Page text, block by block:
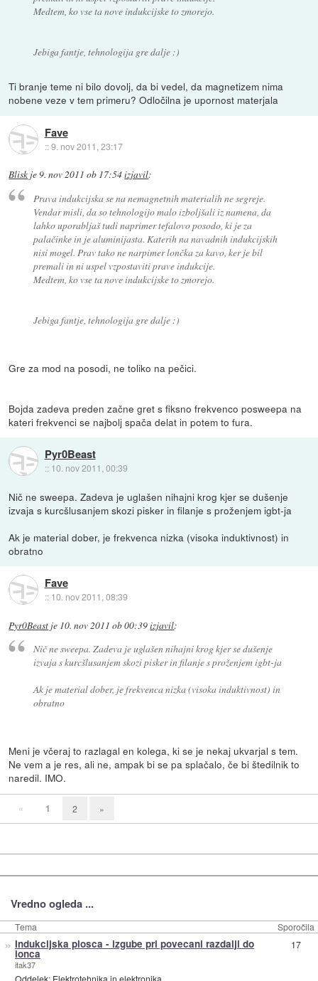
Medtem, ko vse ta nove indukcijske to zmorejo.
Jebiga fantje, tehnologija gre dalje :)
Ti branje teme ni bilo dovolj, da bi vedel, da magnetizem nima
nobene veze v tem primeru? Odločilna je upornost materjala
Fave
::9. nov 2011, 23:17
Blisk je9. nov 2011 ob 17:54izjavil:
Prava indukcijska se na nemagnetnih materialih ne segreje.
Vendar misli, da so tehnologijo malo izboljšali iz namena, da
lahko uporabljaš tudi naprimer tefalovo posodo, ki je za
palačinke in je aluminijasta. Katerih na navadnih indukcijskih
nisi mogel. Prav tako ne narpimer lončka za kavo, ker je bil
premali in ni uspel vzpostaviti prave indukcije.
Medtem, ko vse ta nove indukcijske to zmorejo.
Jebiga fantje, tehnologija gre dalje :)
Gre za mod na posodi, ne toliko na pečici.
Bojda zadeva preden začne gret s fiksno frekvenco posweepa na
kateri frekvenci se najbolj spača delat in potem to fura.
Pyr0Beast
:: 10. nov 2011, 00:39
Nič ne sweepa. Zadeva je uglašen nihajni krog kjer se dušenje
izvaja s kurcšlusanjem skozi pisker in filanje s proženjem igbt-ja
Ak je material dober, je frekvenca nizka (visoka induktivnost) in
obratno
Fave
:: 10. nov 2011, 08:39
Pyr0Beast je 10. nov 2011 ob 00:39izjavil:
Nič ne sweepa. Zadeva je uglašen nihajni krog kjer se dušenje
izvaja s kurcšlusanjem skozi pisker in filanje s proženjem igbt-ja
Ak je material dober, je frekvenca nizka (visoka induktivnost) in
obratno
Meni je včeraj to razlagal en kolega, ki se je nekaj ukvarjal s tem.
Ne vem a je res, ali ne, ampak bi se pa splačalo, če bi štedilnik to
naredil. IMO.
« 1 2 »
Vredno ogleda ...
Tema Sporočila
» Indukcijska plosca - izgube pri povecani razdalji do
lonca
itak37
Oddelek: Elektrotehnika in elektronika
17